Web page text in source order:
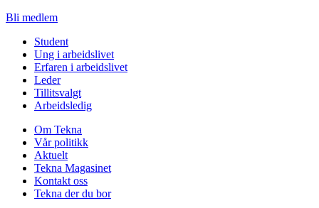
Bli medlem
Student
Ung i arbeidslivet
Erfaren i arbeidslivet
Leder
Tillitsvalgt
Arbeidsledig
Om Tekna
Vår politikk
Aktuelt
Tekna Magasinet
Kontakt oss
Tekna der du bor